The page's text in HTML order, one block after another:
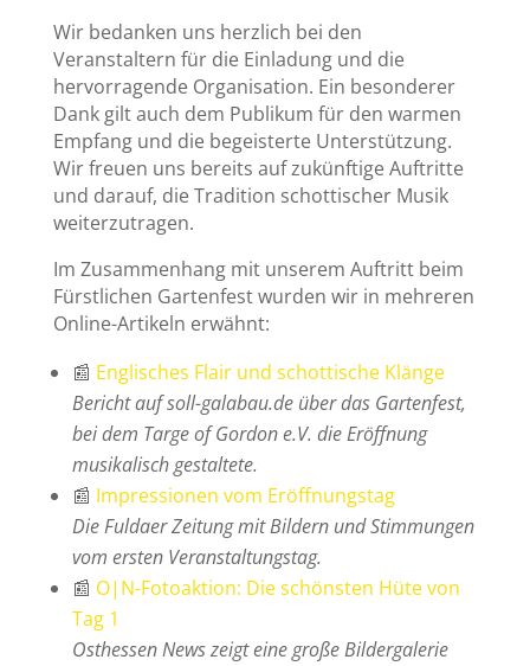
Wir bedanken uns herzlich bei den
Veranstaltern für die Einladung und die
hervorragende Organisation. Ein besonderer
Dank gilt auch dem Publikum für den warmen
Empfang und die begeisterte Unterstützung.
Wir freuen uns bereits auf zukünftige Auftritte
und darauf, die Tradition schottischer Musik
weiterzutragen.
Im Zusammenhang mit unserem Auftritt beim
Fürstlichen Gartenfest wurden wir in mehreren
Online-Artikeln erwähnt:
📰 Englisches Flair und schottische Klänge
Bericht auf soll-galabau.de über das Gartenfest,
bei dem Targe of Gordon e.V. die Eröffnung
musikalisch gestaltete.
📰 Impressionen vom Eröffnungstag
Die Fuldaer Zeitung mit Bildern und Stimmungen
vom ersten Veranstaltungstag.
📰 O|N-Fotoaktion: Die schönsten Hüte von
Tag 1
Osthessen News zeigt eine große Bildergalerie